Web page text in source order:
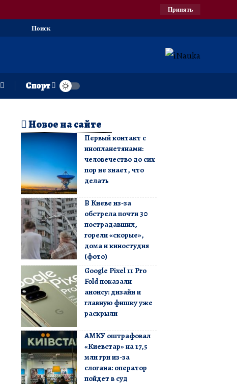
Принять
Поиск
Спорт
Новое на сайте
Первый контакт с
инопланетянами:
человечество до сих
пор не знает, что
делать
В Киеве из-за
обстрела почти 30
пострадавших,
горели «скорые»,
дома и киностудия
(фото)
Google Pixel 11 Pro
Fold показали
анонсу: дизайн и
главную фишку уже
раскрыли
АМКУ оштрафовал
«Киевстар» на 17,5
млн грн из-за
слогана: оператор
пойдет в суд